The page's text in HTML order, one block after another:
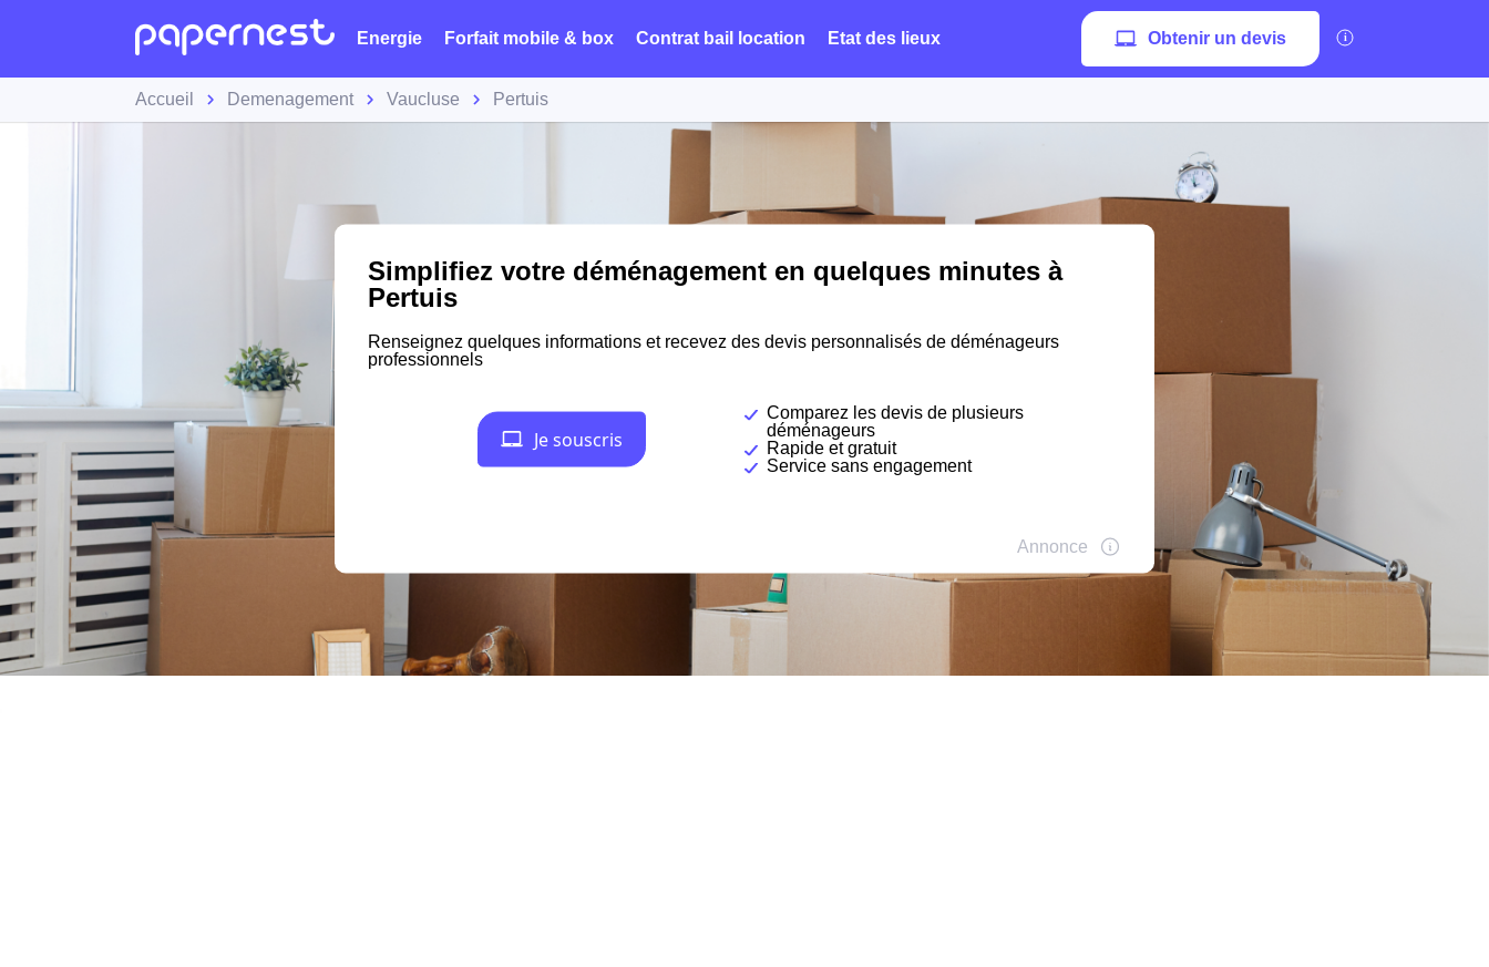
Energie Forfait mobile & box Contrat bail location Etat des lieux Obtenir un devis
Accueil Demenagement Vaucluse Pertuis